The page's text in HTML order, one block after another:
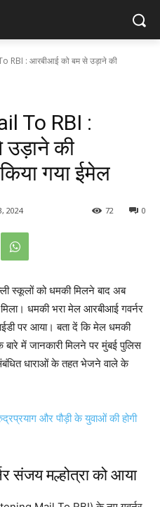
RBI : आरबीआई को बम से उड़ाने की
To RBI :
की
गया ईमेल
2024 0
72
स्कूलों को धमकी मिलने बाद अब
धमकी भरा मेल आरबीआई गवर्नर
पर आया। बता दें कि मेल धमकी
में जानकारी मिलने पर मुंबई पुलिस
धाराओं के तहत भेजने वाले के
और पौड़ी के युवाओं की होगी
संजय मल्होत्रा को आया